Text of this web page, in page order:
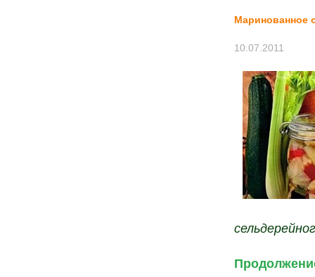
Маринованное
10.07.2011